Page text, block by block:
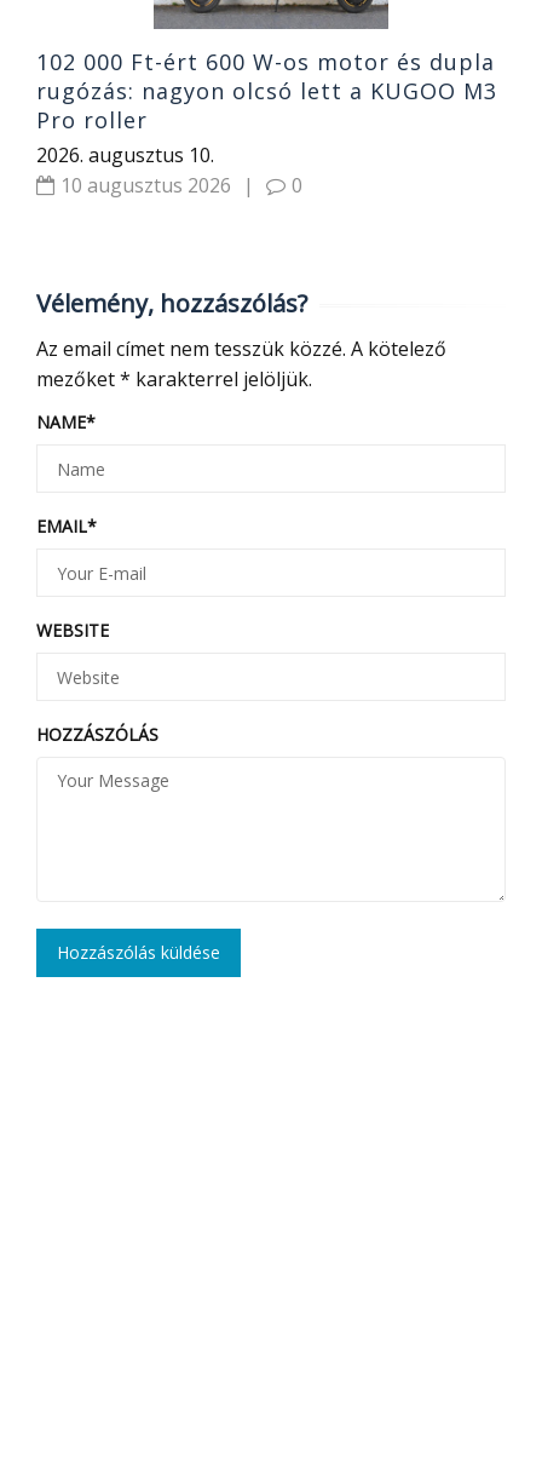
102 000 Ft-ért 600 W-os motor és dupla
rugózás: nagyon olcsó lett a KUGOO M3
Pro roller
2026. augusztus 10.
10 augusztus 2026
| 0
Vélemény, hozzászólás?
Az email címet nem tesszük közzé. A kötelező
mezőket* karakterrel jelöljük.
NAME*
EMAIL*
WEBSITE
HOZZÁSZÓLÁS